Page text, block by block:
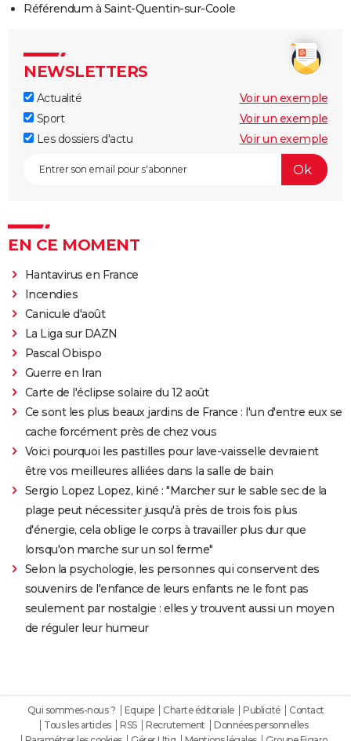
Référendum à Saint-Quentin-sur-Coole
NEWSLETTERS
Actualité
Voir un exemple
Sport
Voir un exemple
Les dossiers d'actu
Voir un exemple
EN CE MOMENT
Hantavirus en France
Incendies
Canicule d'août
La Liga sur DAZN
Pascal Obispo
Guerre en Iran
Carte de l'éclipse solaire du 12 août
Ce sont les plus beaux jardins de France : l'un d'entre eux se
cache forcément près de chez vous
Voici pourquoi les pastilles pour lave-vaisselle devraient
être vos meilleures alliées dans la salle de bain
Sergio Lopez Lopez, kiné : "Marcher sur le sable sec de la
plage peut nécessiter jusqu'à près de trois fois plus
d'énergie, cela oblige le corps à travailler plus dur que
lorsqu'on marche sur un sol ferme"
Selon la psychologie, les personnes qui conservent des
souvenirs de l'enfance de leurs enfants ne le font pas
seulement par nostalgie : elles y trouvent aussi un moyen
de réguler leur humeur
Qui sommes-nous ? Equipe Charte éditoriale Publicité
Contact
Tous les articles
RSS Recrutement
Données personnelles